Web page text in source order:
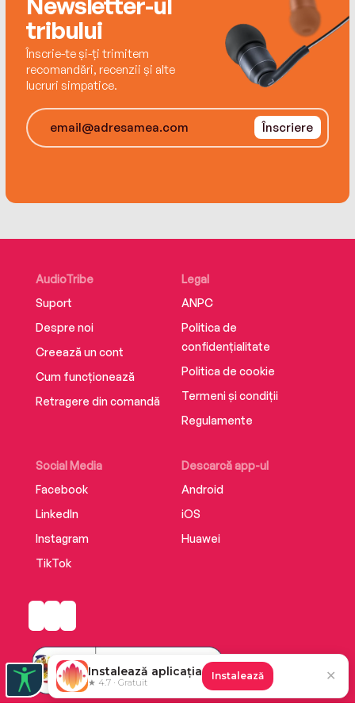
tribului
Înscrie-te și-ți trimitem
recomandări, recenzii și alte
lucruri simpatice.
Înscriere
AudioTribe
Suport
Despre noi
Creează un cont
Cum funcționează
Retragere din comandă
Social Media
Facebook
LinkedIn
Instagram
TikTok
Descarcă app-ul
Android
iOS
Huawei
Legal
ANPC
Politica de
confidențialitate
Politica de cookie
Termeni și condiții
Regulamente
Instalează aplicația
★ 4.7 · Gratuit
Instalează ✕